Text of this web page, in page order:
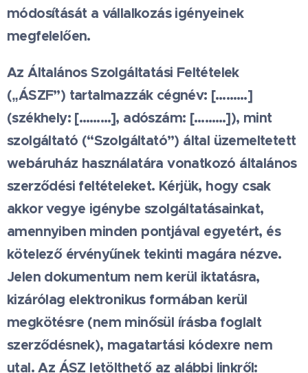
módosítását a vállalkozás igényeinek
megfelelően.
Az Általános Szolgáltatási Feltételek
(„ÁSZF”) tartalmazzák cégnév: [………]
(székhely: [………], adószám: [………]), mint
szolgáltató (“Szolgáltató”) által üzemeltetett
webáruház használatára vonatkozó általános
szerződési feltételeket. Kérjük, hogy csak
akkor vegye igénybe szolgáltatásainkat,
amennyiben minden pontjával egyetért, és
kötelező érvényűnek tekinti magára nézve.
Jelen dokumentum nem kerül iktatásra,
kizárólag elektronikus formában kerül
megkötésre (nem minősül írásba foglalt
szerződésnek), magatartási kódexre nem
utal. Az ÁSZ letölthető az alábbi linkről: